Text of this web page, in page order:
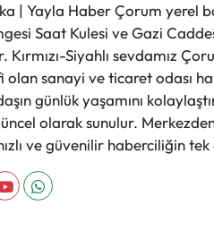
Yayla Haber Çorum yerel
Saat Kulesi ve Gazi
Siyahlı sevdamız
sanayi ve ticaret odası
günlük yaşamını
olarak sunulur.
ve güvenilir haberciliğin